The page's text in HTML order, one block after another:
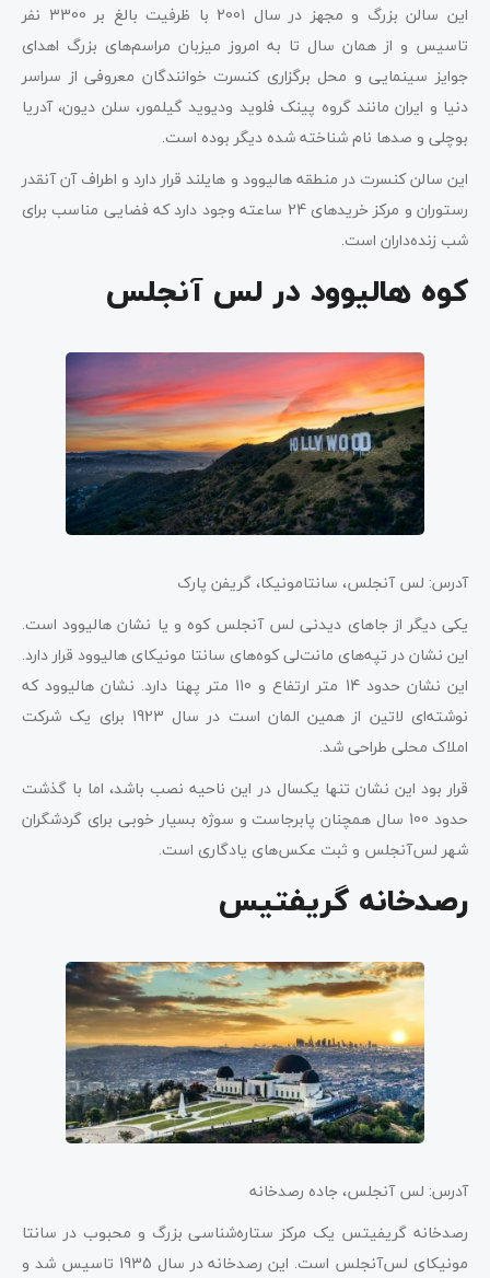
این سالن بزرگ و مجهز در سال 2001 با ظرفیت بالغ بر 3300 نفر
تاسیس و از همان سال تا به امروز میزبان مراسم‌های بزرگ اهدای
جوایز سینمایی و محل برگزاری کنسرت خوانندگان معروفی از سراسر
دنیا و ایران مانند گروه پینک فلوید ودیوید گیلمور، سلن دیون، آدریا
بوچلی و صدها نام شناخته شده دیگر بوده است.
این سالن کنسرت در منطقه هالیوود و هایلند قرار دارد و اطراف آن آنقدر
رستوران و مرکز خریدهای 24 ساعته وجود دارد که فضایی مناسب برای
شب زنده‌داران است.
کوه هالیوود در لس آنجلس
آدرس: لس آنجلس، سانتامونیکا، گریفن پارک
یکی دیگر از جاهای دیدنی لس آنجلس کوه و یا نشان هالیوود است.
این نشان در تپه‌های مانت‌لی کوه‌های سانتا مونیکای هالیوود قرار دارد.
این نشان حدود 14 متر ارتفاع و 110 متر پهنا دارد. نشان هالیوود که
نوشته‌ای لاتین از همین المان است در سال 1923 برای یک شرکت
املاک محلی طراحی شد.
قرار بود این نشان تنها یکسال در این ناحیه نصب باشد، اما با گذشت
حدود 100 سال همچنان پابرجاست و سوژه بسیار خوبی برای گردشگران
شهر لس‌آنجلس و ثبت عکس‌های یادگاری است.‎
رصدخانه گریفتیس
آدرس: لس آنجلس، جاده رصدخانه
رصدخانه گریفیتس یک مرکز ستاره‌شناسی بزرگ و محبوب در سانتا
مونیکای لس‌آنجلس است. این رصدخانه در سال 1935 تاسیس شد و